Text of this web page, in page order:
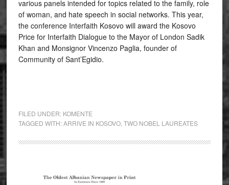
various panels intended for topics related to the family, role
of woman, and hate speech in social networks. This year,
the conference Interfaith Kosovo will award the Kosovo
Price for Interfaith Dialogue to the Mayor of London Sadik
Khan and Monsignor Vincenzo Paglia, founder of
Community of Sant’Egidio.
FILED UNDER: KOMENTE
TAGGED WITH:ARRIVE IN KOSOVO, TWO NOBEL LAUREATES